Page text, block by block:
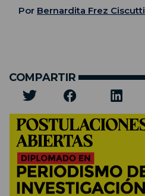
Por Bernardita Frez Ciscutti
COMPARTIR